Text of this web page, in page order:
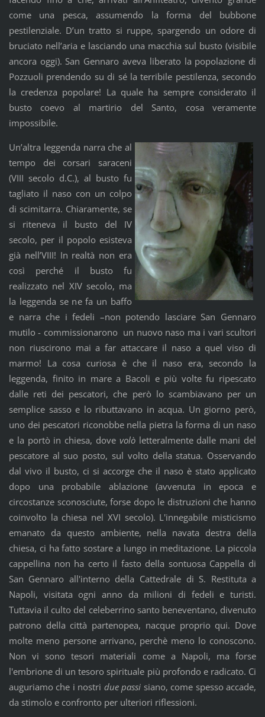
come una pesca, assumendo la forma del bubbone
pestilenziale. D’un tratto si ruppe, spargendo un odore di
bruciato nell’aria e lasciando una macchia sul busto (visibile
ancora oggi). San Gennaro aveva liberato la popolazione di
Pozzuoli prendendo su di sé la terribile pestilenza, secondo
la credenza popolare! La quale ha sempre considerato il
busto coevo al martirio del Santo, cosa veramente
impossibile.
Un’altra leggenda narra che al
tempo dei corsari saraceni
(VIII secolo d.C.), al busto fu
tagliato il naso con un colpo
di scimitarra. Chiaramente, se
si riteneva il busto del IV
secolo, per il popolo esisteva
già nell’VIII! In realtà non era
così perché il busto fu
realizzato nel XIV secolo, ma
la leggenda se ne fa un baffo
e narra che i fedeli –non potendo lasciare San Gennaro
mutilo - commissionarono un nuovo naso ma i vari scultori
non riuscirono mai a far attaccare il naso a quel viso di
marmo! La cosa curiosa è che il naso era, secondo la
leggenda, finito in mare a Bacoli e più volte fu ripescato
dalle reti dei pescatori, che però lo scambiavano per un
semplice sasso e lo ributtavano in acqua. Un giorno però,
uno dei pescatori riconobbe nella pietra la forma di un naso
e la portò in chiesa, dove volòletteralmente dalle mani del
pescatore al suo posto, sul volto della statua. Osservando
dal vivo il busto, ci si accorge che il naso è stato applicato
dopo una probabile ablazione (avvenuta in epoca e
circostanze sconosciute, forse dopo le distruzioni che hanno
coinvolto la chiesa nel XVI secolo). L'innegabile misticismo
emanato da questo ambiente, nella navata destra della
chiesa, ci ha fatto sostare a lungo in meditazione. La piccola
cappellina non ha certo il fasto della sontuosa Cappella di
San Gennaro all'interno della Cattedrale di S. Restituta a
Napoli, visitata ogni anno da milioni di fedeli e turisti.
Tuttavia il culto del celeberrino santo beneventano, divenuto
patrono della città partenopea, nacque proprio qui. Dove
molte meno persone arrivano, perchè meno lo conoscono.
Non vi sono tesori materiali come a Napoli, ma forse
l'embrione di un tesoro spirituale più profondo e radicato. Ci
auguriamo che i nostri due passi siano, come spesso accade,
da stimolo e confronto per ulteriori riflessioni.